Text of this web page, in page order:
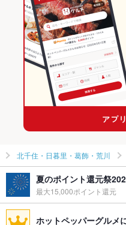
北千住・日暮里・葛飾・荒川 ×
北千住・日暮里・葛飾・荒川
北千住駅 × 和食
北千住駅 × 焼き鳥・鶏料理
東京 × 創作
東京 × 和食
東京 × 焼き鳥・鶏料理
北千住のグルメランキング
北千住の居酒屋ランキング
北千住・日暮里・葛飾・荒川
夏のポイント還元祭
最大15,000ポイント還元
ホットペッパーグルメ